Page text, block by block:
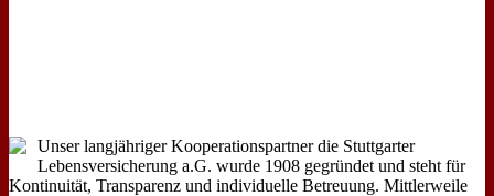
Unser langjähriger Kooperationspartner die Stuttgarter
Lebensversicherung a.G. wurde 1908 gegründet und steht für
Kontinuität, Transparenz und individuelle Betreuung. Mittlerweile